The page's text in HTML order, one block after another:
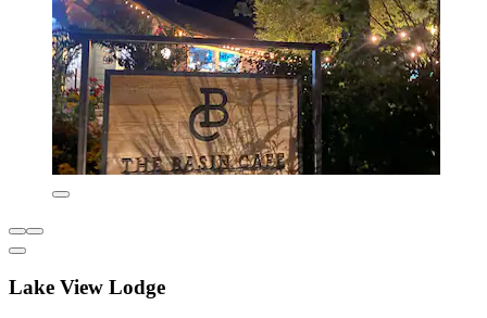
Lake View Lodge